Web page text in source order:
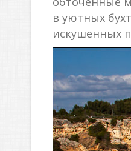
в уютных
искушенных